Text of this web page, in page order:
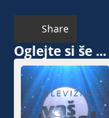
Share
Oglejte si še ...